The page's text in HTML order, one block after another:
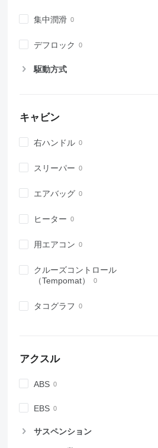
集中潤滑
デフロック
駆動方式
キャビン
右ハンドル
スリーパー
エアバッグ
ヒーター
用エアコン
クルーズコントロール
（Tempomat）
タコグラフ
アクスル
ABS
EBS
サスペンション